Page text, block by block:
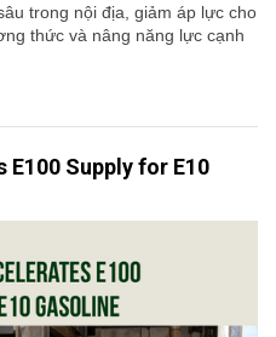
trong nội địa, giảm áp lực cho
thức và nâng năng lực cạnh
E100 Supply for E10